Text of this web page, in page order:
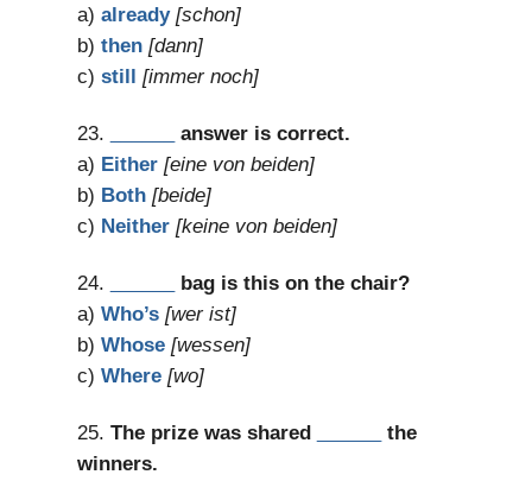
a) already [schon]
b) then [dann]
c) still [immer noch]
23.
answer is correct.
a) Either [eine von beiden]
b) Both [beide]
c) Neither [keine von beiden]
24.
bag is this on the chair?
a) Who’s [wer ist]
b) Whose [wessen]
c) Where [wo]
25. The prize was shared
the
winners.